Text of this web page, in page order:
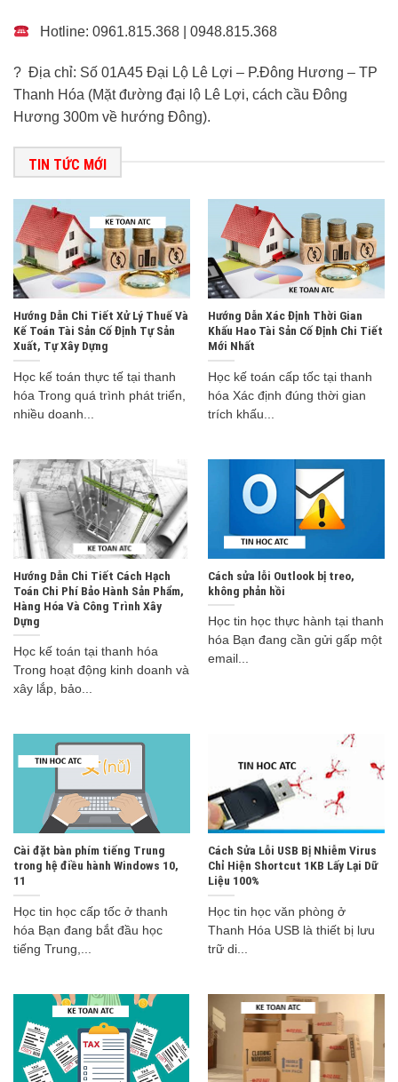
Hotline: 0961.815.368 | 0948.815.368
? Địa chỉ: Số 01A45 Đại Lộ Lê Lợi – P.Đông Hương – TP
Thanh Hóa (Mặt đường đại lộ Lê Lợi, cách cầu Đông
Hương 300m về hướng Đông).
TIN TỨC MỚI
Hướng Dẫn Chi Tiết Xử Lý Thuế Và
Kế Toán Tài Sản Cố Định Tự Sản
Xuất, Tự Xây Dựng
Học kế toán thực tế tại thanh
hóa Trong quá trình phát triển,
nhiều doanh...
Hướng Dẫn Xác Định Thời Gian
Khấu Hao Tài Sản Cố Định Chi Tiết
Mới Nhất
Học kế toán cấp tốc tại thanh
hóa Xác định đúng thời gian
trích khấu...
Hướng Dẫn Chi Tiết Cách Hạch
Toán Chi Phí Bảo Hành Sản Phẩm,
Hàng Hóa Và Công Trình Xây
Dựng
Học kế toán tại thanh hóa
Trong hoạt động kinh doanh và
xây lắp, bảo...
Cách sửa lỗi Outlook bị treo,
không phản hồi
Học tin học thực hành tại thanh
hóa Bạn đang cần gửi gấp một
email...
Cài đặt bàn phím tiếng Trung
trong hệ điều hành Windows 10,
11
Học tin học cấp tốc ở thanh
hóa Bạn đang bắt đầu học
tiếng Trung,...
Cách Sửa Lỗi USB Bị Nhiễm Virus
Chỉ Hiện Shortcut 1KB Lấy Lại Dữ
Liệu 100%
Học tin học văn phòng ở
Thanh Hóa USB là thiết bị lưu
trữ di...